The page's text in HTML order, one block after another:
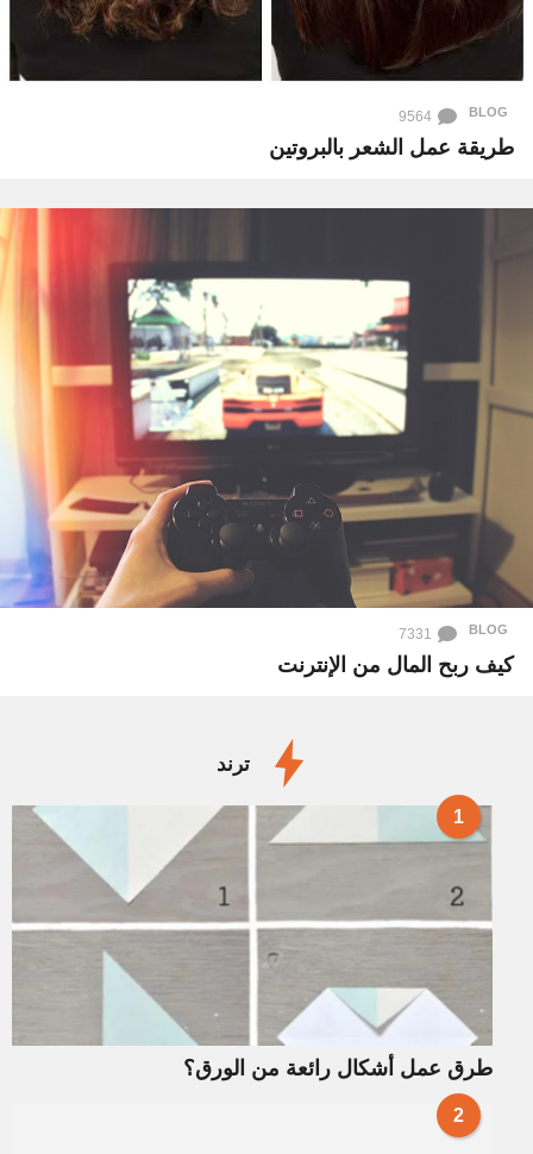
BLOG
9564
طريقة عمل الشعر بالبروتين
BLOG
7331
كيف ربح المال من الإنترنت
ترند
1
طرق عمل أشكال رائعة من الورق؟
2